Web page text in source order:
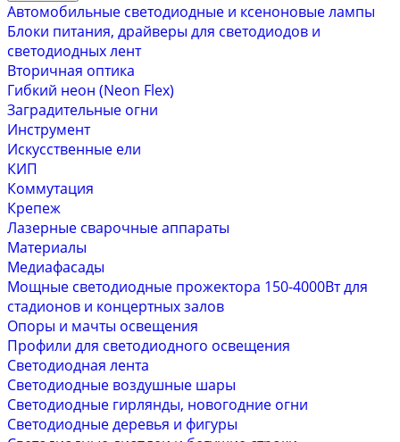
Автомобильные светодиодные и ксеноновые лампы
Блоки питания, драйверы для светодиодов и
светодиодных лент
Вторичная оптика
Гибкий неон (Neon Flex)
Заградительные огни
Инструмент
Искусственные ели
КИП
Коммутация
Крепеж
Лазерные сварочные аппараты
Материалы
Медиафасады
Мощные светодиодные прожектора 150-4000Вт для
стадионов и концертных залов
Опоры и мачты освещения
Профили для светодиодного освещения
Светодиодная лента
Светодиодные воздушные шары
Светодиодные гирлянды, новогодние огни
Светодиодные деревья и фигуры